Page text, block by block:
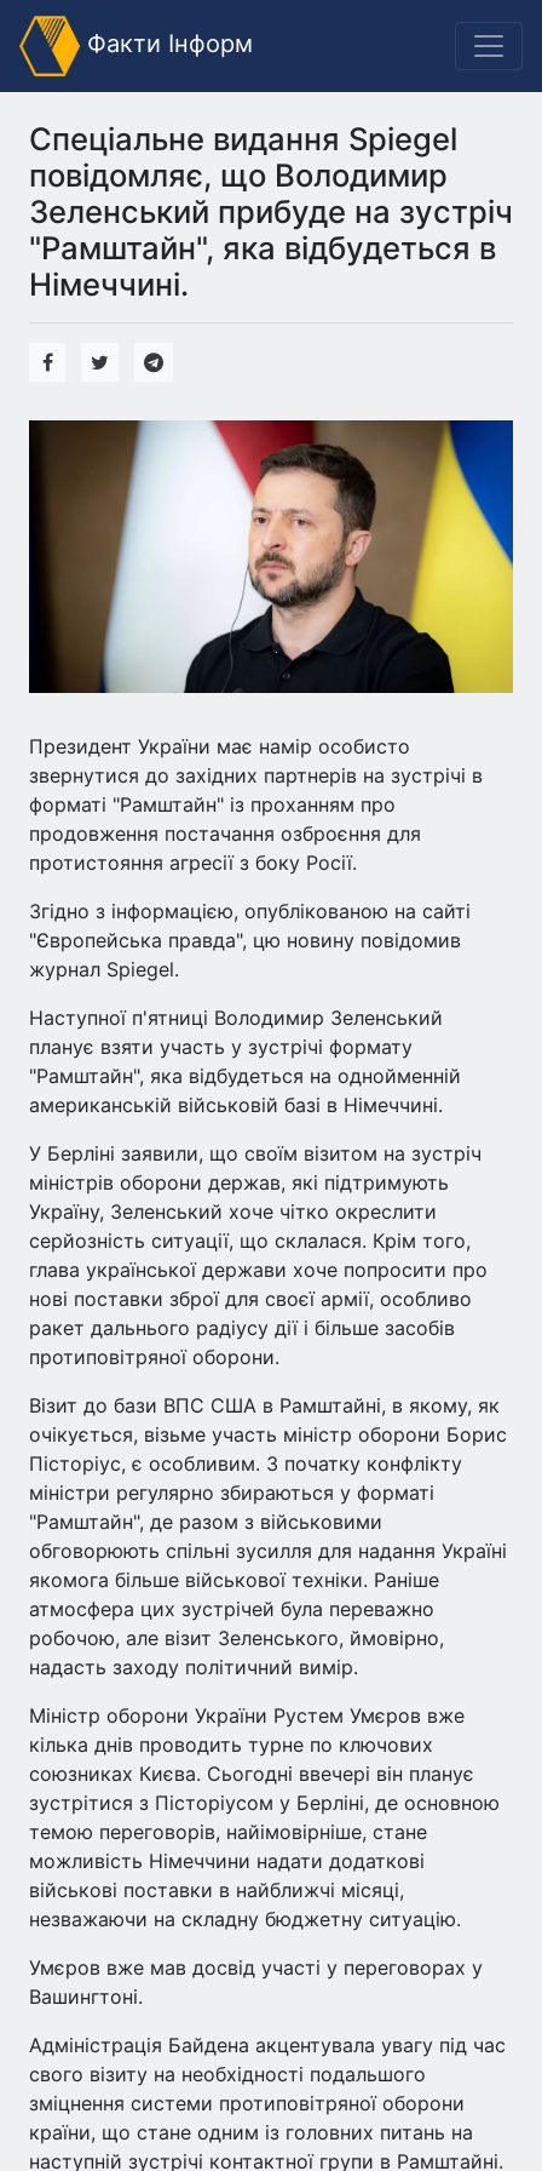
Факти Інформ
Спеціальне видання Spiegel
повідомляє, що Володимир
Зеленський прибуде на зустріч
"Рамштайн", яка відбудеться в
Німеччині.
Президент України має намір особисто
звернутися до західних партнерів на зустрічі в
форматі "Рамштайн" із проханням про
продовження постачання озброєння для
протистояння агресії з боку Росії.
Згідно з інформацією, опублікованою на сайті
"Європейська правда", цю новину повідомив
журнал Spiegel.
Наступної п'ятниці Володимир Зеленський
планує взяти участь у зустрічі формату
"Рамштайн", яка відбудеться на однойменній
американській військовій базі в Німеччині.
У Берліні заявили, що своїм візитом на зустріч
міністрів оборони держав, які підтримують
Україну, Зеленський хоче чітко окреслити
серйозність ситуації, що склалася. Крім того,
глава української держави хоче попросити про
нові поставки зброї для своєї армії, особливо
ракет дальнього радіусу дії і більше засобів
протиповітряної оборони.
Візит до бази ВПС США в Рамштайні, в якому, як
очікується, візьме участь міністр оборони Борис
Пісторіус, є особливим. З початку конфлікту
міністри регулярно збираються у форматі
"Рамштайн", де разом з військовими
обговорюють спільні зусилля для надання Україні
якомога більше військової техніки. Раніше
атмосфера цих зустрічей була переважно
робочою, але візит Зеленського, ймовірно,
надасть заходу політичний вимір.
Міністр оборони України Рустем Умєров вже
кілька днів проводить турне по ключових
союзниках Києва. Сьогодні ввечері він планує
зустрітися з Пісторіусом у Берліні, де основною
темою переговорів, найімовірніше, стане
можливість Німеччини надати додаткові
військові поставки в найближчі місяці,
незважаючи на складну бюджетну ситуацію.
Умєров вже мав досвід участі у переговорах у
Вашингтоні.
Адміністрація Байдена акцентувала увагу під час
свого візиту на необхідності подальшого
зміцнення системи протиповітряної оборони
країни, що стане одним із головних питань на
наступній зустрічі контактної групи в Рамштайні.